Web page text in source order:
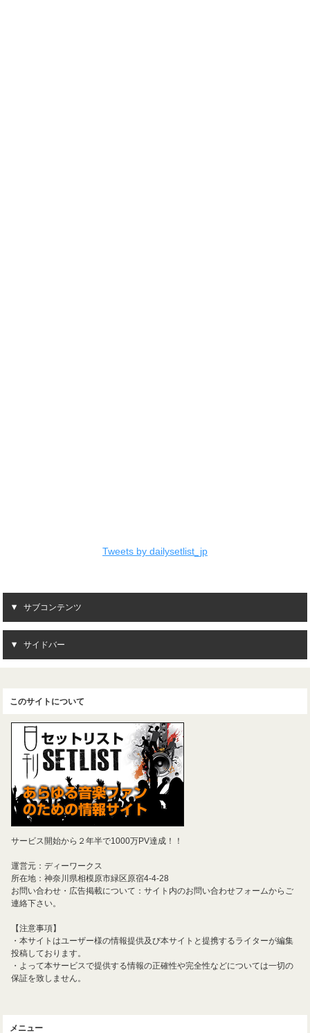
Tweets by dailysetlist_jp
サブコンテンツ
サイドバー
このサイトについて
サービス開始から２年半で1000万PV達成！！
運営元：ディーワークス
所在地：神奈川県相模原市緑区原宿4-4-28
お問い合わせ・広告掲載について：サイト内のお問い合わせフォームからご
連絡下さい。
【注意事項】
・本サイトはユーザー様の情報提供及び本サイトと提携するライターが編集
投稿しております。
・よって本サービスで提供する情報の正確性や完全性などについては一切の
保証を致しません。
メニュー